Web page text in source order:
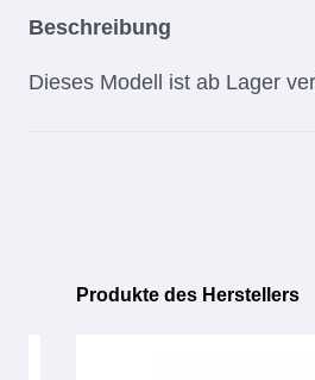
Beschreibung
Dieses Modell ist ab Lager
Produktgalerie überspringen
Produkte des Herstellers